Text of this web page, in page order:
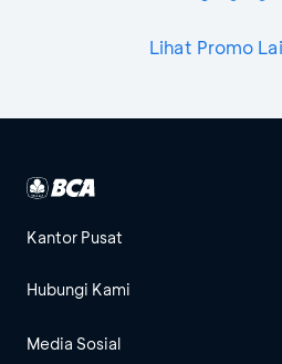
Lihat Promo
Kantor Pusat
Hubungi Kami
Media Sosial